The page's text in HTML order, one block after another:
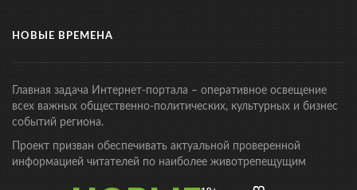
НОВЫЕ ВРЕМЕНА
Главная задача Интернет-портала – оперативное освещение
всех важных общественно-политических, культурных и бизнес
событий региона.
Проект призван обеспечивать актуальной проверенной
информацией читателей по наиболее животрепещущим